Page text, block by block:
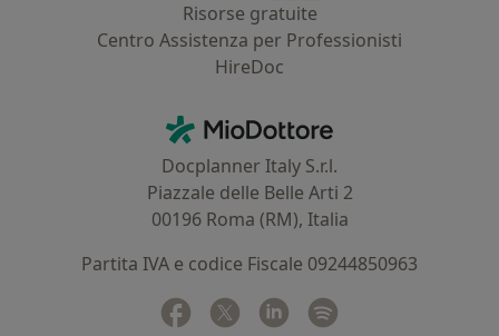
Risorse gratuite
Centro Assistenza per Professionisti
HireDoc
MioDottore - Homepage
Docplanner Italy S.r.l.
Piazzale delle Belle Arti 2
00196 Roma (RM), Italia
Partita IVA e codice Fiscale 09244850963
Facebook
si apre in una nuova scheda
Twitter
si apre in una nuova scheda
Linkedin
si apre in una nuova